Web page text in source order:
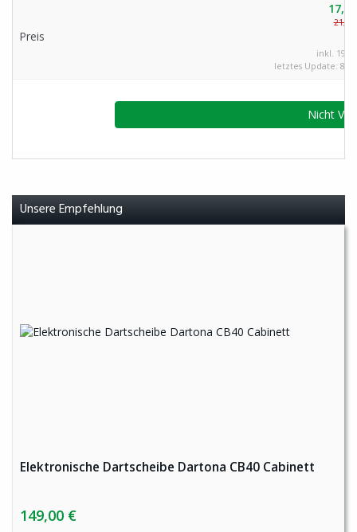
Preis
21,99
inkl. 19%
letztes Update: 8.
Nicht
Unsere Empfehlung
Elektronische Dartscheibe Dartona CB40 Cabinett
149,00 €